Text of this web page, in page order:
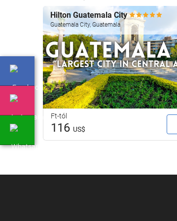
Hilton Guatemala City
Guatemala City, Guatemala
Ft-tól
116 US$